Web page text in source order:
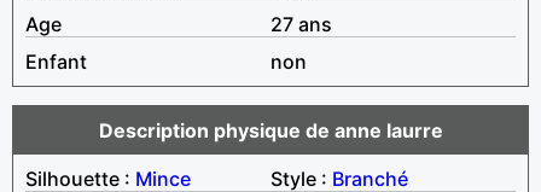
Age
27 ans
Enfant
non
Description physique de anne laurre
Silhouette : Mince Style : Branché